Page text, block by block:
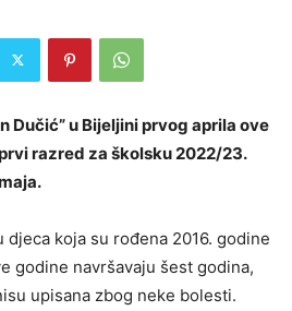
Dučić” u Bijeljini prvog aprila ove
razred za školsku 2022/23.
koja su rođena 2016. godine
godine navršavaju šest godina,
upisana zbog neke bolesti.